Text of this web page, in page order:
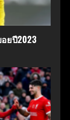
ยปี2023